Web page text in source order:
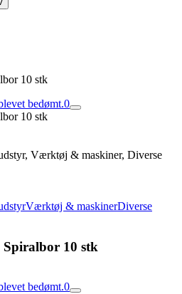
10 stk
bedømt.0
10 stk
Værktøj & maskiner, Diverse
Værktøj & maskinerDiverse
Spiralbor 10 stk
bedømt.0